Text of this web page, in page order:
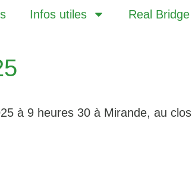
Infos utiles Real Bridge
à 9 heures 30 à Mirande, au clos